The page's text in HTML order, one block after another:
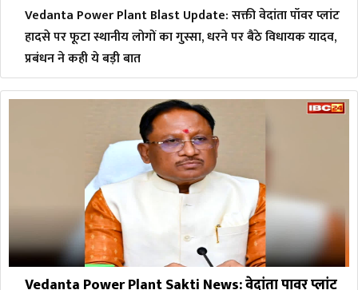
Vedanta Power Plant Blast Update: सक्ती वेदांता पॉवर प्लांट
हादसे पर फूटा स्थानीय लोगों का गुस्सा, धरने पर बैठे विधायक यादव,
प्रबंधन ने कही ये बड़ी बात